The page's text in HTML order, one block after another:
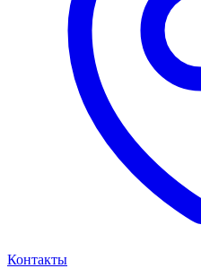
Контакты